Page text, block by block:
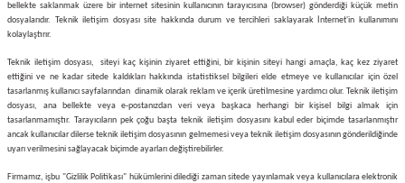
bellekte saklanmak üzere bir internet sitesinin kullanıcının tarayıcısına (browser) gönderdiği küçük metin
dosyalarıdır. Teknik iletişim dosyası site hakkında durum ve tercihleri saklayarak İnternet'in kullanımını
kolaylaştırır.
Teknik iletişim dosyası, siteyi kaç kişinin ziyaret ettiğini, bir kişinin siteyi hangi amaçla, kaç kez ziyaret
ettiğini ve ne kadar sitede kaldıkları hakkında istatistiksel bilgileri elde etmeye ve kullanıcılar için özel
tasarlanmış kullanıcı sayfalarından dinamik olarak reklam ve içerik üretilmesine yardımcı olur. Teknik iletişim
dosyası, ana bellekte veya e-postanızdan veri veya başkaca herhangi bir kişisel bilgi almak için
tasarlanmamıştır. Tarayıcıların pek çoğu başta teknik iletişim dosyasını kabul eder biçimde tasarlanmıştır
ancak kullanıcılar dilerse teknik iletişim dosyasının gelmemesi veya teknik iletişim dosyasının gönderildiğinde
uyarı verilmesini sağlayacak biçimde ayarları değiştirebilirler.
Firmamız, işbu "Gizlilik Politikası" hükümlerini dilediği zaman sitede yayınlamak veya kullanıcılara elektronik